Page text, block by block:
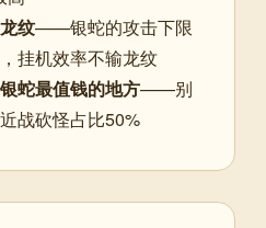
纹——银蛇的攻击下限
挂机效率不输龙纹
蛇最值钱的地方——别
战砍怪占比50%